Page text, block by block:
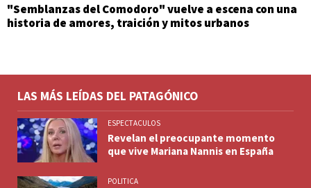
"Semblanzas del Comodoro" vuelve a escena con una
historia de amores, traición y mitos urbanos
LAS MÁS LEÍDAS DEL PATAGÓNICO
ESPECTACULOS
Revelan el preocupante momento
que vive Mariana Nannis en España
POLITICA